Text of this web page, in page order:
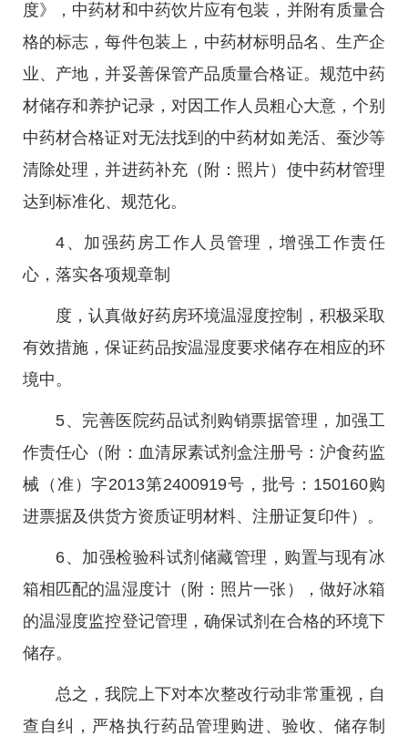
度》，中药材和中药饮片应有包装，并附有质量合
格的标志，每件包装上，中药材标明品名、生产企
业、产地，并妥善保管产品质量合格证。规范中药
材储存和养护记录，对因工作人员粗心大意，个别
中药材合格证对无法找到的中药材如羌活、蚕沙等
清除处理，并进药补充（附：照片）使中药材管理
达到标准化、规范化。
4、加强药房工作人员管理，增强工作责任
心，落实各项规章制
度，认真做好药房环境温湿度控制，积极采取
有效措施，保证药品按温湿度要求储存在相应的环
境中。
5、完善医院药品试剂购销票据管理，加强工
作责任心（附：血清尿素试剂盒注册号：沪食药监
械（准）字2013第2400919号，批号：150160购
进票据及供货方资质证明材料、注册证复印件）。
6、加强检验科试剂储藏管理，购置与现有冰
箱相匹配的温湿度计（附：照片一张），做好冰箱
的温湿度监控登记管理，确保试剂在合格的环境下
储存。
总之，我院上下对本次整改行动非常重视，自
查自纠，严格执行药品管理购进、验收、储存制